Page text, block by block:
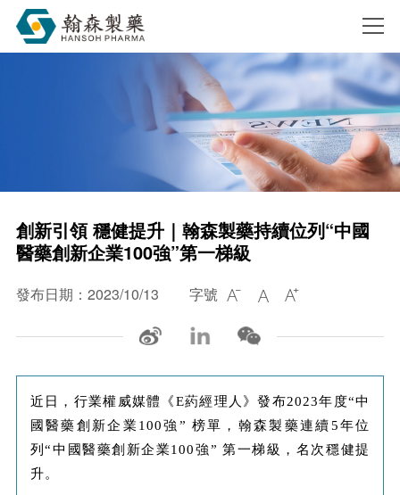
創新引領 穩健提升｜翰森製藥持續位列“中國
醫藥創新企業100強”第一梯級
發布日期：2023/10/13 字號   
近日，行業權威媒體《E葯經理人》發布2023年度“中
國醫藥創新企業100強” 榜單，翰森製藥連續5年位
列“中國醫藥創新企業100強” 第一梯級，名次穩健提
升。